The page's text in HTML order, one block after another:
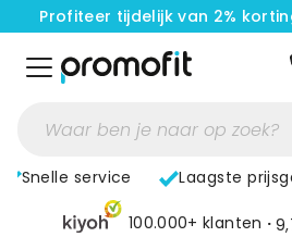
Profiteer tijdelijk van 2%
Snelle service Laagste
100.000+ klanten